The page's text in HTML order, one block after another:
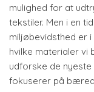
mulighed for at
tekstiler. Men i en
miljøbevidsthed er
hvilke materialer vi
udforske de
fokuserer på